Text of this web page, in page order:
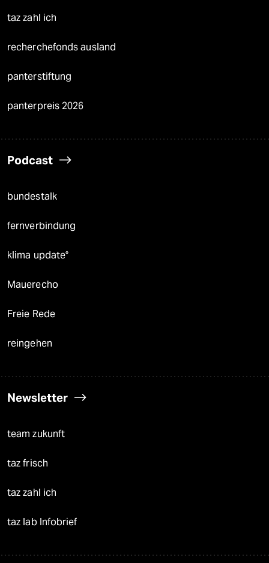
taz zahl ich
recherchefonds ausland
panterstiftung
panterpreis 2026
Podcast
bundestalk
fernverbindung
klima update°
Mauerecho
Freie Rede
reingehen
Newsletter
team zukunft
taz frisch
taz zahl ich
taz lab Infobrief